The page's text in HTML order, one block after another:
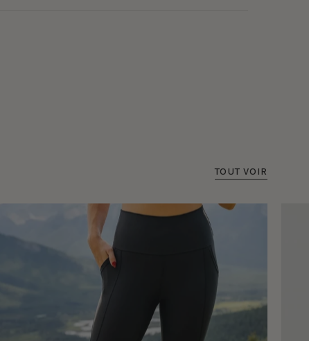
TOUT VOIR
Legging
Noir